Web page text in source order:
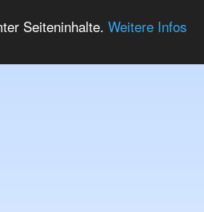
Seiteninhalte. Weitere Infos